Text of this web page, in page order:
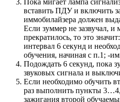
Пока мигает лампа
вставить ПДУ и включить
иммобилайзера должен
Если зуммер не зазвучал, и
прекратилось, то это
интервал 6 секунд и
обучения, начиная с п.1; -
Подождать 6 секунд, пока
звуковых сигнала и
Если необходимо обучить
раз выполнить пункты
зажигания второй